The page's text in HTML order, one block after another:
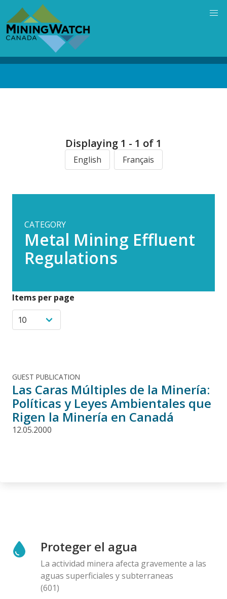
main
content
Displaying 1 - 1 of 1
English Français
CATEGORY
Metal Mining Effluent
Regulations
Items per page
GUEST PUBLICATION
Las Caras Múltiples de la Minería:
Políticas y Leyes Ambientales que
Rigen la Minería en Canadá
12.05.2000
Proteger el agua
La actividad minera afecta gravemente a las
aguas superficiales y subterraneas
(601)